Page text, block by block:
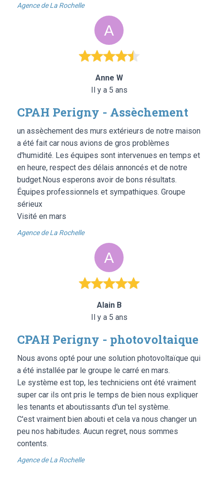
Agence de La Rochelle
Anne W
Il y a 5 ans
CPAH Perigny - Assèchement
un assèchement des murs extérieurs de notre maison
a été fait car nous avions de gros problèmes
d'humidité. Les équipes sont intervenues en temps et
en heure, respect des délais annoncés et de notre
budget.Nous esperons avoir de bons résultats.
Équipes professionnels et sympathiques. Groupe
sérieux
Visité en mars
Agence de La Rochelle
Alain B
Il y a 5 ans
CPAH Perigny - photovoltaique
Nous avons opté pour une solution photovoltaïque qui
a été installée par le groupe le carré en mars.
Le système est top, les techniciens ont été vraiment
super car ils ont pris le temps de bien nous expliquer
les tenants et aboutissants d'un tel système.
C'est vraiment bien abouti et cela va nous changer un
peu nos habitudes. Aucun regret, nous sommes
contents.
Agence de La Rochelle